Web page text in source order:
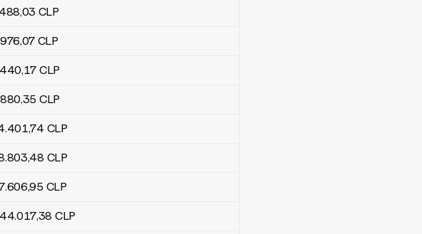
,03 CLP
,07 CLP
,17 CLP
,35 CLP
,74 CLP
,48 CLP
,95 CLP
,38 CLP